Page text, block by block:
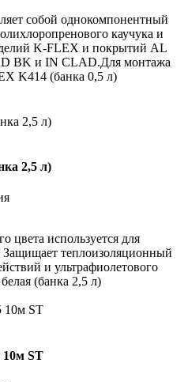
собой однокомпонентный
каучука и
K-FLEX и покрытий AL
BK и IN CLAD.Для монтажа
K414 (банка 0,5 л)
2,5 л)
цвета используется для
теплоизоляционный
и ультрафиолетового
(банка 2,5 л)
10м ST